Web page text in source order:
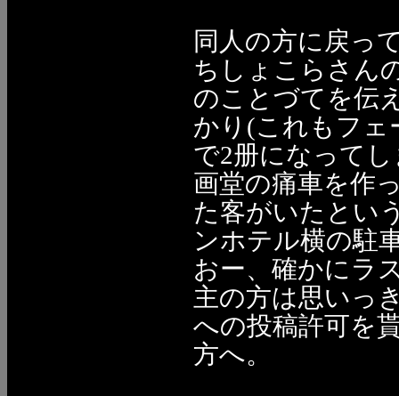
同人の方に戻っ
ちしょこらさん
のことづてを伝
かり(これもフェ
で2册になって
画堂の痛車を作
た客がいたとい
ンホテル横の駐
おー、確かにラ
主の方は思いっ
への投稿許可を
方へ。